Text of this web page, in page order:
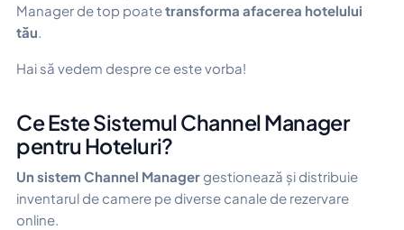
Manager de top poatetransforma afacerea hotelului
tău.
Hai să vedem despre ce este vorba!
Ce Este Sistemul Channel Manager
pentru Hoteluri?
Un sistem Channel Manager gestionează și distribuie
inventarul de camere pe diverse canale de rezervare
online.